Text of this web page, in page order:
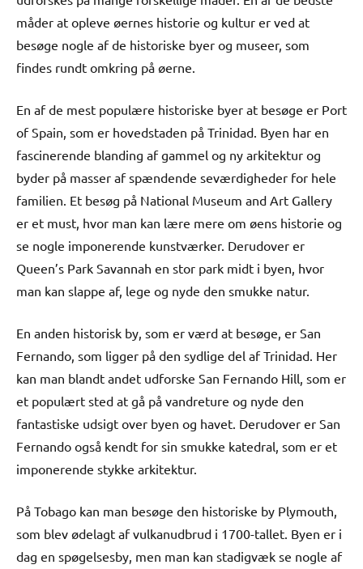
måder at opleve øernes historie og kultur er ved at
besøge nogle af de historiske byer og museer, som
findes rundt omkring på øerne.
En af de mest populære historiske byer at besøge er Port
of Spain, som er hovedstaden på Trinidad. Byen har en
fascinerende blanding af gammel og ny arkitektur og
byder på masser af spændende seværdigheder for hele
familien. Et besøg på National Museum and Art Gallery
er et must, hvor man kan lære mere om øens historie og
se nogle imponerende kunstværker. Derudover er
Queen’s Park Savannah en stor park midt i byen, hvor
man kan slappe af, lege og nyde den smukke natur.
En anden historisk by, som er værd at besøge, er San
Fernando, som ligger på den sydlige del af Trinidad. Her
kan man blandt andet udforske San Fernando Hill, som er
et populært sted at gå på vandreture og nyde den
fantastiske udsigt over byen og havet. Derudover er San
Fernando også kendt for sin smukke katedral, som er et
imponerende stykke arkitektur.
På Tobago kan man besøge den historiske by Plymouth,
som blev ødelagt af vulkanudbrud i 1700-tallet. Byen er i
dag en spøgelsesby, men man kan stadigvæk se nogle af